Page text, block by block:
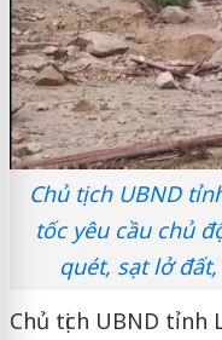
Chủ tịch UBND
tốc yêu cầu chủ
quét, sạt lở
Chủ tịch UBND tỉnh